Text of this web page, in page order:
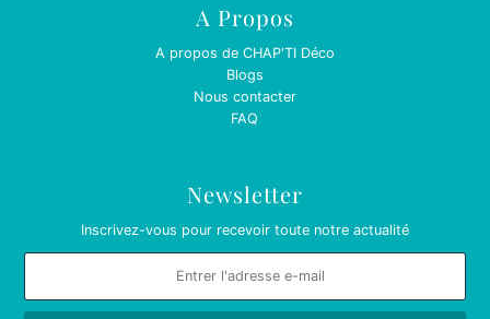
A Propos
A propos de CHAP'TI Déco
Blogs
Nous contacter
FAQ
Newsletter
Inscrivez-vous pour recevoir toute notre actualité